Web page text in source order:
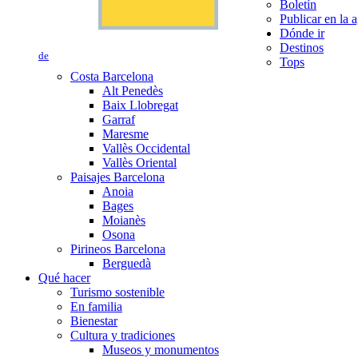
de
Boletín
Publicar en la
Dónde ir
Destinos
Tops
Costa Barcelona
Alt Penedès
Baix Llobregat
Garraf
Maresme
Vallès Occidental
Vallès Oriental
Paisajes Barcelona
Anoia
Bages
Moianès
Osona
Pirineos Barcelona
Berguedà
Qué hacer
Turismo sostenible
En familia
Bienestar
Cultura y tradiciones
Museos y monumentos